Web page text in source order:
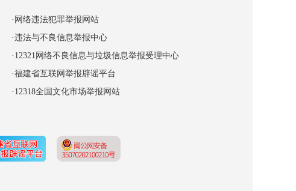
·网络违法犯罪举报网站
·违法与不良信息举报中心
·12321网络不良信息与垃圾信息举报受理中心
·福建省互联网举报辟谣平台
·12318全国文化市场举报网站